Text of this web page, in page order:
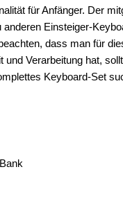
für Anfänger. Der
Einsteiger-
dass man für
und Verarbeitung hat,
Keyboard-Set